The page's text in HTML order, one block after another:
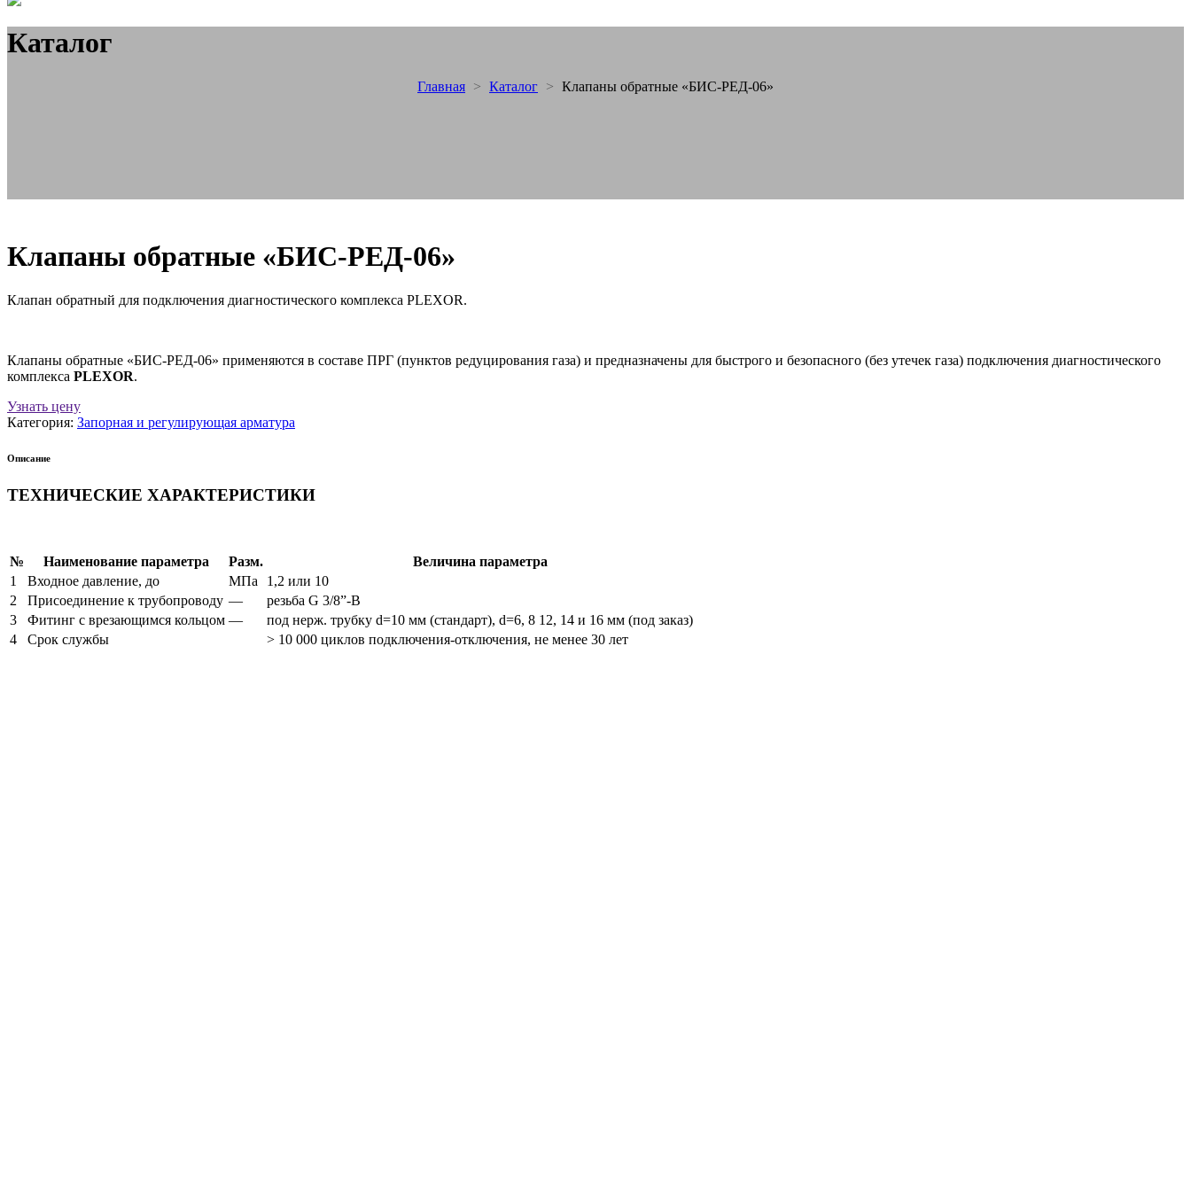
Каталог
Главная > Каталог > Клапаны обратные «БИС-РЕД-06»
Клапаны обратные «БИС-РЕД-06»
Клапан обратный для подключения диагностического комплекса PLEXOR.
Клапаны обратные «БИС-РЕД-06» применяются в составе ПРГ (пунктов редуцирования газа) и предназначены для быстрого и безопасного (без утечек газа) подключения диагностического
комплекса PLEXOR.
Узнать цену
Категория: Запорная и регулирующая арматура
Описание
TЕХНИЧЕСКИЕ ХАРАКТЕРИСТИКИ
№ Наименование параметра Разм.
Величина параметра
1
Входное давление, до МПа
1,2 или 10
2
Присоединение к трубопроводу —
резьба G 3/8”-В
3
Фитинг с врезающимся кольцом —
под нерж. трубку d=10 мм (стандарт), d=6, 8 12, 14 и 16 мм (под заказ)
4
Срок службы > 10 000 циклов подключения-отключения, не менее 30 лет